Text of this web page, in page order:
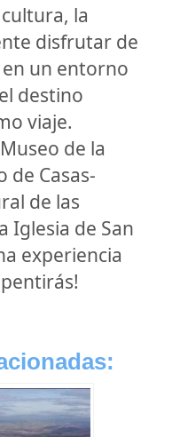
la
disfrutar de
un entorno
destino
viaje.
de la
de Casas-
de las
Iglesia de San
experiencia